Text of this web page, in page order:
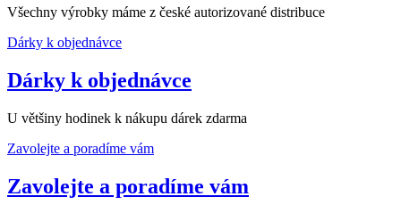
Všechny výrobky máme z české autorizované distribuce
Dárky k objednávce
Dárky k objednávce
U většiny hodinek k nákupu dárek zdarma
Zavolejte a poradíme vám
Zavolejte a poradíme vám